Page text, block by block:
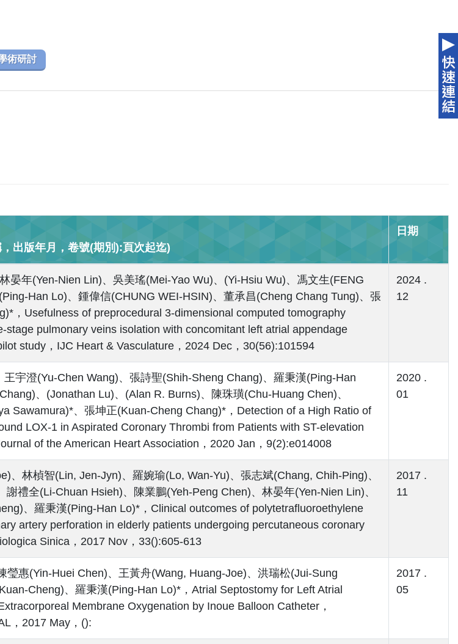
術研討
出版年月，卷號(期別):頁次起迄)
日期
晏年(Yen-Nien Lin)、吳美瑤(Mei-Yao Wu)、(Yi-Hsiu Wu)、馮文生(FENG
Han Lo)、鍾偉信(CHUNG WEI-HSIN)、董承昌(Cheng Chang Tung)、張
，Usefulness of preprocedural 3-dimensional computed tomography
stage pulmonary veins isolation with concomitant left atrial appendage
study，IJC Heart & Vasculature，2024 Dec，30(56):101594
2024 .
12
宇澄(Yu-Chen Wang)、張詩聖(Shih-Sheng Chang)、羅秉漢(Ping-Han
、(Jonathan Lu)、(Alan R. Burns)、陳珠璜(Chu-Huang Chen)、
Sawamura)*、張坤正(Kuan-Cheng Chang)*，Detection of a High Ratio of
LOX-1 in Aspirated Coronary Thrombi from Patients with ST-elevation
of the American Heart Association，2020 Jan，9(2):e014008
2020 .
01
、林楨智(Lin, Jen-Jyn)、羅婉瑜(Lo, Wan-Yu)、張志斌(Chang, Chih-Ping)、
禮全(Li-Chuan Hsieh)、陳業鵬(Yeh-Peng Chen)、林晏年(Yen-Nien Lin)、
、羅秉漢(Ping-Han Lo)*，Clinical outcomes of polytetrafluoroethylene
artery perforation in elderly patients undergoing percutaneous coronary
Sinica，2017 Nov，33():605-613
2017 .
11
瑩惠(Yin-Huei Chen)、王黃舟(Wang, Huang-Joe)、洪瑞松(Jui-Sung
Cheng)、羅秉漢(Ping-Han Lo)*，Atrial Septostomy for Left Atrial
Membrane Oxygenation by Inoue Balloon Catheter，
，2017 May，():
2017 .
05